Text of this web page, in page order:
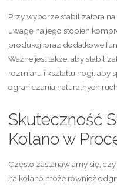
Przy wyborze stabilizatora
uwagę na jego stopień
produkcji oraz dodatkowe
Ważne jest także, aby
rozmiaru i kształtu nogi, aby
ograniczania naturalnych
Skuteczność
Kolano w
Często zastanawiamy się,
na kolano może również